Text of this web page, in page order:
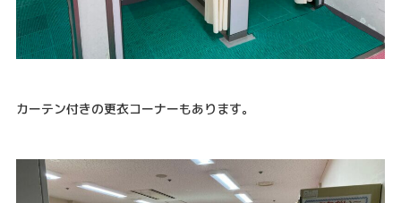
カーテン付きの更衣コーナーもあります。